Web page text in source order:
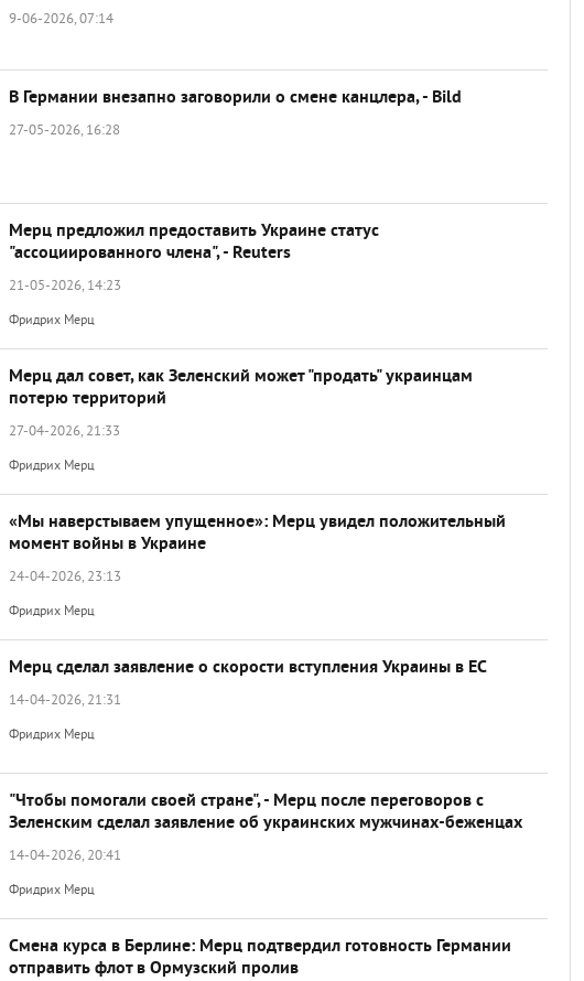
9-06-2026, 07:14
В Германии внезапно заговорили о смене канцлера, - Bild
27-05-2026, 16:28
Мерц предложил предоставить Украине статус
"ассоциированного члена", - Reuters
21-05-2026, 14:23
Фридрих Мерц
Мерц дал совет, как Зеленский может "продать" украинцам
потерю территорий
27-04-2026, 21:33
Фридрих Мерц
«Мы наверстываем упущенное»: Мерц увидел положительный
момент войны в Украине
24-04-2026, 23:13
Фридрих Мерц
Мерц сделал заявление о скорости вступления Украины в ЕС
14-04-2026, 21:31
Фридрих Мерц
"Чтобы помогали своей стране", - Мерц после переговоров с
Зеленским сделал заявление об украинских мужчинах-беженцах
14-04-2026, 20:41
Фридрих Мерц
Смена курса в Берлине: Мерц подтвердил готовность Германии
отправить флот в Ормузский пролив